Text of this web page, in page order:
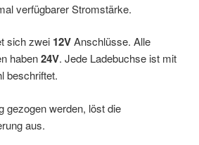
verfügbarer Stromstärke.
sich zwei 12VAnschlüsse. Alle
haben24V. Jede Ladebuchse ist mit
beschriftet.
gezogen werden, löst die
aus.